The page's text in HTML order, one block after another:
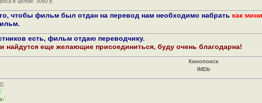
чтобы фильм был отдан на перевод нам необходимо набрать как
есть, фильм отдаю переводчику.
найдутся еще желающие присоединиться, буду очень благодарна!
Кинопоиск
IMDb
:
√